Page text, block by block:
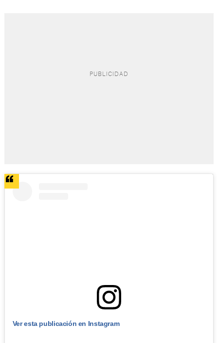
Ver esta publicación en Instagram